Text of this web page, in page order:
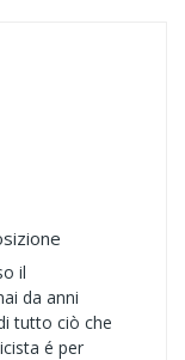
il
da anni
tutto ciò che
é per